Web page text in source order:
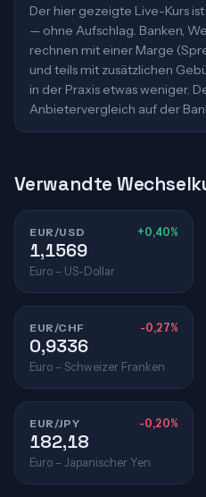
Der hier gezeigte Live-Kurs
— ohne Aufschlag. Banken,
rechnen mit einer Marge
und teils mit zusätzlichen
in der Praxis etwas weniger.
Anbietervergleich auf der
Verwandte
EUR/USD +0,40%
1,1569
Euro – US-Dollar
EUR/CHF -0,27%
0,9336
Euro – Schweizer Franken
EUR/JPY -0,20%
182,18
Euro – Japanischer Yen